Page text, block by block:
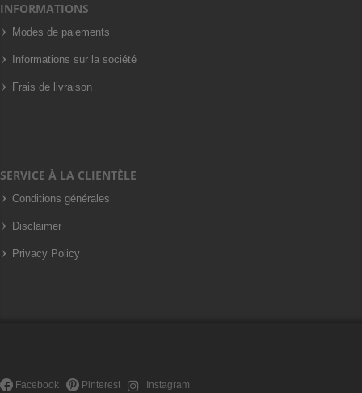
INFORMATIONS
Modes de paiements
Informations sur la société
Frais de livraison
SERVICE À LA CLIENTÈLE
Conditions générales
Disclaimer
Privacy Policy
Facebook Pinterest Instagram